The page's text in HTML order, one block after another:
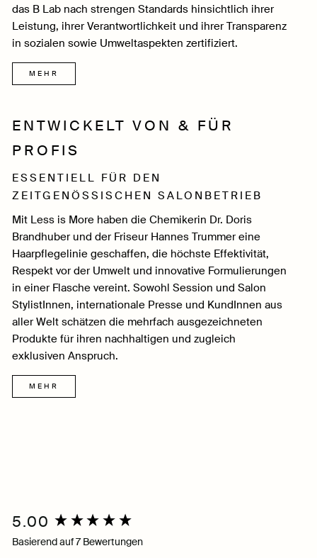
das B Lab nach strengen Standards hinsichtlich ihrer
Leistung, ihrer Verantwortlichkeit und ihrer Transparenz
in sozialen sowie Umweltaspekten zertifiziert.
MEHR
ENTWICKELT VON & FÜR
PROFIS
ESSENTIELL FÜR DEN
ZEITGENÖSSISCHEN SALONBETRIEB
Mit Less is More haben die Chemikerin Dr. Doris
Brandhuber und der Friseur Hannes Trummer eine
Haarpflegelinie geschaffen, die höchste Effektivität,
Respekt vor der Umwelt und innovative Formulierungen
in einer Flasche vereint. Sowohl Session und Salon
StylistInnen, internationale Presse und KundInnen aus
aller Welt schätzen die mehrfach ausgezeichneten
Produkte für ihren nachhaltigen und zugleich
exklusiven Anspruch.
MEHR
5.00
Basierend auf 7 Bewertungen
New content loaded